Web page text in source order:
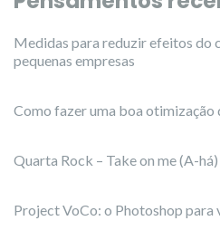
Medidas para reduzir efeitos do
pequenas empresas
Como fazer uma boa otimização
Quarta Rock – Take on me (A-há)
Project VoCo: o Photoshop para